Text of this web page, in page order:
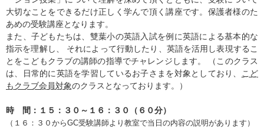
大切なことをできるだけ正しく学んで頂く講座です。保護者様のた
あめの受験講座となります。
また、子どもたちは、雙葉小の英語入試を例に英語による基本的な
指示を理解し、 それによって行動したり、英語を活用し表現するこ
とをこどもクラブの講師の指導でチャレンジします。 （このクラス
は、日常的に英語を学習しているお子さまを対象としており、
こど
もクラブ会員対象のクラスとなっております。）
時 間：１５：３０～１６：３０（６０分）
（１６：３０からGC受験講師より教室で当日の内容の説明があります）